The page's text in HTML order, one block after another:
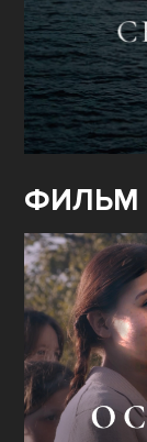
ФИЛЬМ